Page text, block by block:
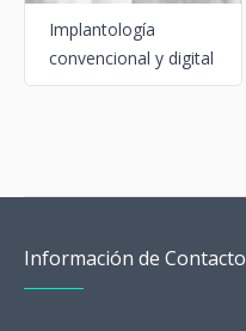
Implantología
convencional y digital
Información de Contacto